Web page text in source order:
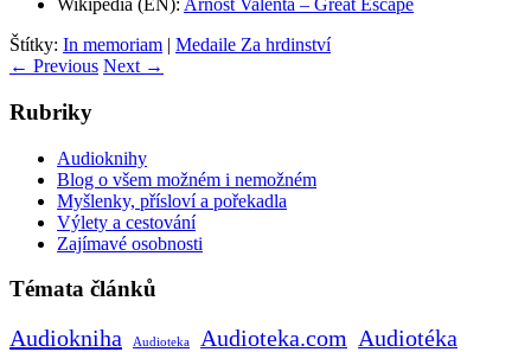
Wikipedia (EN): Arnošt Valenta – Great Escape
Štítky: In memoriam | Medaile Za hrdinství
← Previous Next →
Rubriky
Audioknihy
Blog o všem možném i nemožném
Myšlenky, přísloví a pořekadla
Výlety a cestování
Zajímavé osobnosti
Témata článků
Audiokniha Audioteka Audioteka.com Audiotéka